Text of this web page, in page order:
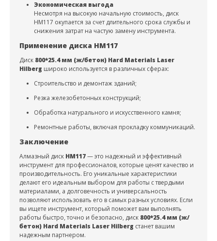
Экономическая выгода
Несмотря на высокую начальную стоимость, диск
HM117 окупается за счет длительного срока службы и
снижения затрат на частую замену инструмента.
Применение диска HM117
Диск 800*25.4 мм (ж/бетон) Hard Materials Laser
Hilberg широко используется в различных сферах:
Строительство и демонтаж зданий;
Резка железобетонных конструкций;
Обработка натурального и искусственного камня;
Ремонтные работы, включая прокладку коммуникаций.
Заключение
Алмазный диск HM117— это надежный и эффективный
инструмент для профессионалов, которые ценят качество и
производительность. Его уникальные характеристики
делают его идеальным выбором для работы с твердыми
материалами, а долговечность и универсальность
позволяют использовать его в самых разных условиях. Если
вы ищете инструмент, который поможет вам выполнять
работы быстро, точно и безопасно, диск 800*25.4 мм (ж/
бетон) Hard Materials Laser Hilberg станет вашим
надежным партнером.